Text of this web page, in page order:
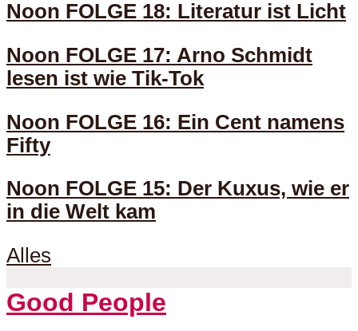
Noon FOLGE 18: Literatur ist Licht
Noon FOLGE 17: Arno Schmidt
lesen ist wie Tik-Tok
Noon FOLGE 16: Ein Cent namens
Fifty
Noon FOLGE 15: Der Kuxus, wie er
in die Welt kam
Alles
Good People